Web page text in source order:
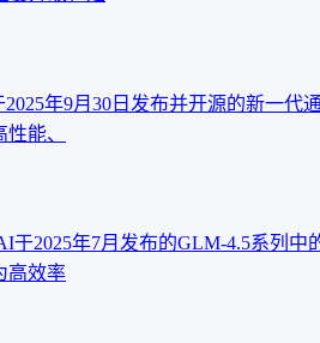
年9月30日‌发布并开源的新一代
能、
于2025年7月发布的‌GLM-4.5系列中
高效率